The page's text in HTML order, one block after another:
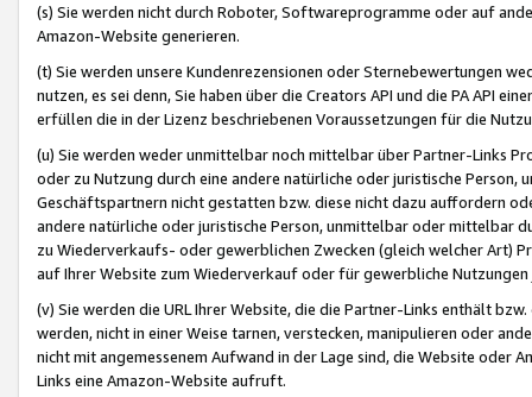
(s) Sie werden nicht durch Roboter, Softwareprogramme oder auf
Amazon-Website generieren.
(t) Sie werden unsere Kundenrezensionen oder Sternebewertungen
nutzen, es sei denn, Sie haben über die Creators API und die PA API
erfüllen die in der Lizenz beschriebenen Voraussetzungen für die
(u) Sie werden weder unmittelbar noch mittelbar über Partner-Links
oder zu Nutzung durch eine andere natürliche oder juristische
Geschäftspartnern nicht gestatten bzw. diese nicht dazu auffordern
andere natürliche oder juristische Person, unmittelbar oder mittelbar
zu Wiederverkaufs- oder gewerblichen Zwecken (gleich welcher Art)
auf Ihrer Website zum Wiederverkauf oder für gewerbliche
(v) Sie werden die URL Ihrer Website, die die Partner-Links enthält
werden, nicht in einer Weise tarnen, verstecken, manipulieren oder
nicht mit angemessenem Aufwand in der Lage sind, die Website oder
Links eine Amazon-Website aufruft.